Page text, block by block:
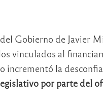
Gobierno de Javier
vinculados al
incrementó la
por parte del